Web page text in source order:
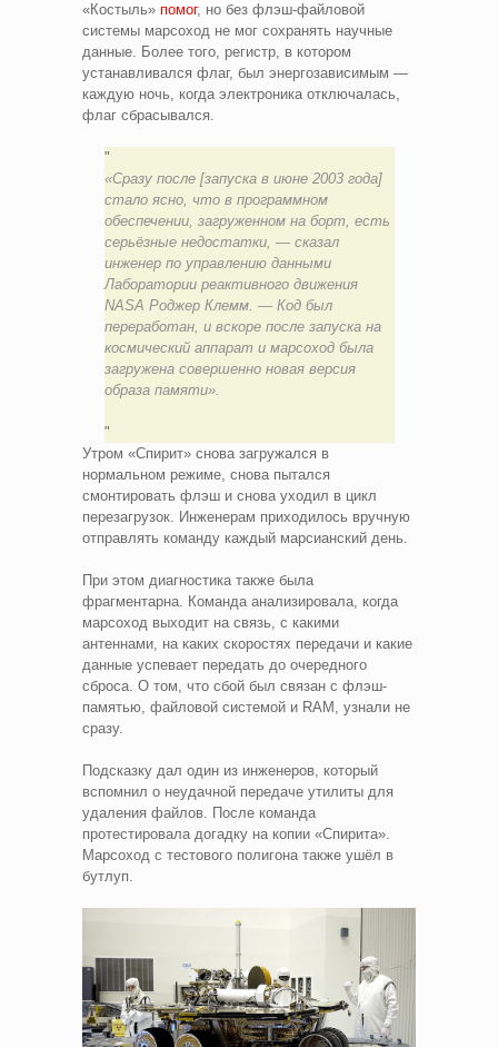
«Костыль» помог, но без флэш-файловой
системы марсоход не мог сохранять научные
данные. Более того, регистр, в котором
устанавливался флаг, был энергозависимым —
каждую ночь, когда электроника отключалась,
флаг сбрасывался.
«Сразу после [запуска в июне 2003 года]
стало ясно, что в программном
обеспечении, загруженном на борт, есть
серьёзные недостатки, — сказал
инженер по управлению данными
Лаборатории реактивного движения
NASA Роджер Клемм. — Код был
переработан, и вскоре после запуска на
космический аппарат и марсоход была
загружена совершенно новая версия
образа памяти».
Утром «Спирит» снова загружался в
нормальном режиме, снова пытался
смонтировать флэш и снова уходил в цикл
перезагрузок. Инженерам приходилось вручную
отправлять команду каждый марсианский день.
При этом диагностика также была
фрагментарна. Команда анализировала, когда
марсоход выходит на связь, с какими
антеннами, на каких скоростях передачи и какие
данные успевает передать до очередного
сброса. О том, что сбой был связан с флэш-
памятью, файловой системой и RAM, узнали не
сразу.
Подсказку дал один из инженеров, который
вспомнил о неудачной передаче утилиты для
удаления файлов. После команда
протестировала догадку на копии «Спирита».
Марсоход с тестового полигона также ушёл в
бутлуп.